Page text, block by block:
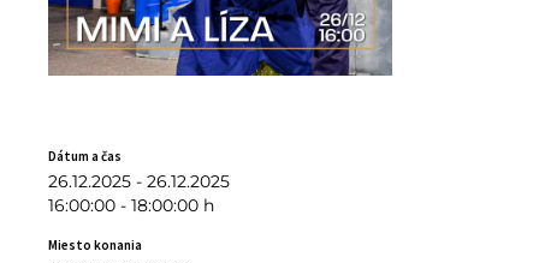
Dátum a čas
26.12.2025 - 26.12.2025
16:00:00 - 18:00:00 h
Miesto konania